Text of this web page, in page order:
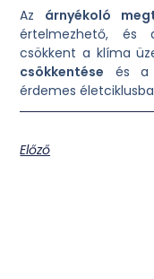
Az árnyékoló
értelmezhető, és
csökkent a klíma
csökkentése és a
érdemes
Előző